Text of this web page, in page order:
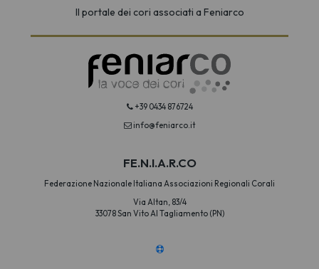
Il portale dei cori associati a Feniarco
+39 0434 876724
info@feniarco.it
FE.N.I.A.R.CO
Federazione Nazionale Italiana Associazioni Regionali Corali
Via Altan, 83/4
33078 San Vito Al Tagliamento (PN)